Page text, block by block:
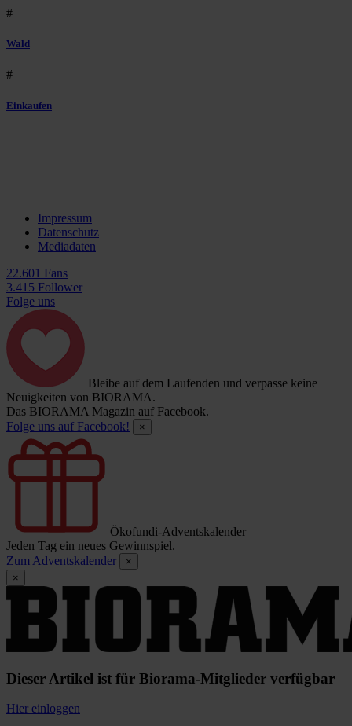
#
Wald
#
Einkaufen
Impressum
Datenschutz
Mediadaten
22.601 Fans
3.415 Follower
Folge uns
Bleibe auf dem Laufenden und verpasse keine
Neuigkeiten von BIORAMA.
Das BIORAMA Magazin auf Facebook.
Folge uns auf Facebook!
×
Ökofundi-Adventskalender
Jeden Tag ein neues Gewinnspiel.
Zum Adventskalender
×
×
Dieser Artikel ist für Biorama-Mitglieder verfügbar
Hier einloggen